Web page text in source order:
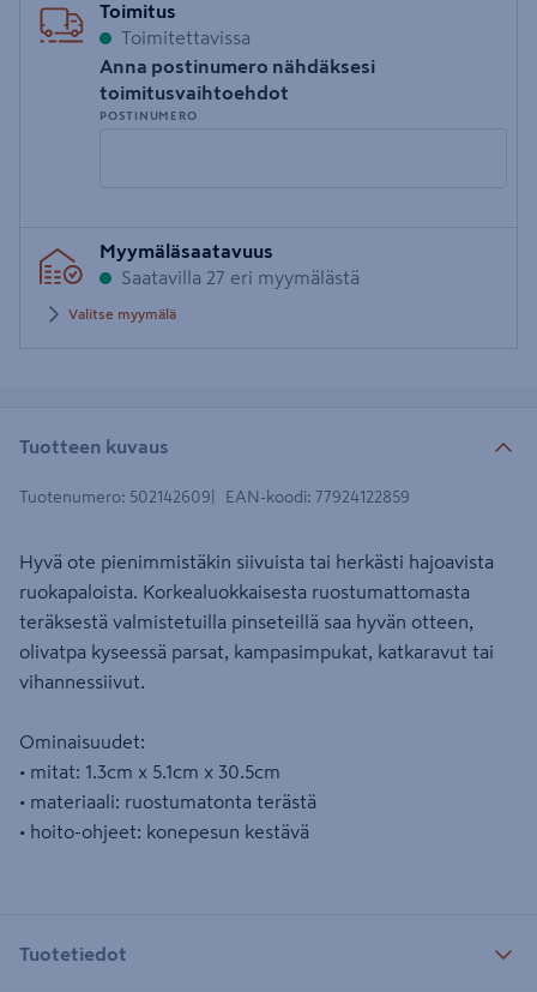
Toimitus
Toimitettavissa
Anna postinumero nähdäksesi
toimitusvaihtoehdot
POSTINUMERO
postinumero
Myymäläsaatavuus
Saatavilla 27 eri myymälästä
Valitse myymälä
Tuotteen kuvaus
Tuotenumero: 502142609 EAN-koodi: 77924122859
Hyvä ote pienimmistäkin siivuista tai herkästi hajoavista
ruokapaloista. Korkealuokkaisesta ruostumattomasta
teräksestä valmistetuilla pinseteillä saa hyvän otteen,
olivatpa kyseessä parsat, kampasimpukat, katkaravut tai
vihannessiivut.
Ominaisuudet:
• mitat: 1.3cm x 5.1cm x 30.5cm
• materiaali: ruostumatonta terästä
• hoito-ohjeet: konepesun kestävä
Tuotetiedot